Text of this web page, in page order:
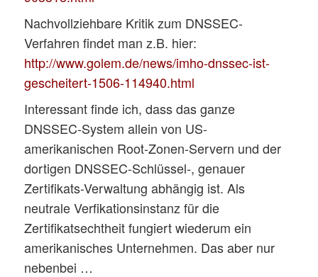
Nachvollziehbare Kritik zum DNSSEC-
Verfahren findet man z.B. hier:
http://www.golem.de/news/imho-dnssec-ist-
gescheitert-1506-114940.html
Interessant finde ich, dass das ganze
DNSSEC-System allein von US-
amerikanischen Root-Zonen-Servern und der
dortigen DNSSEC-Schlüssel-, genauer
Zertifikats-Verwaltung abhängig ist. Als
neutrale Verfikationsinstanz für die
Zertifikatsechtheit fungiert wiederum ein
amerikanisches Unternehmen. Das aber nur
nebenbei …